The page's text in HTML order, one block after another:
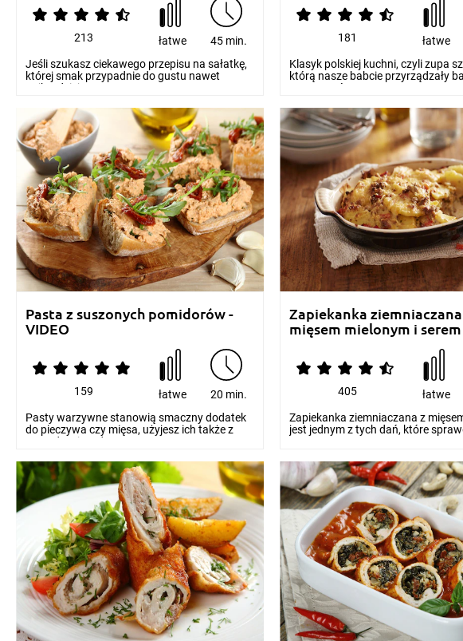
213 łatwe
45 min.
Jeśli szukasz ciekawego przepisu na sałatkę,
której smak przypadnie do gustu nawet
najbardziej wy...
181 łatwe
Klasyk polskiej kuchni, czyli zupa
którą nasze babcie przyrządzały
często ze ś...
Pasta z suszonych pomidorów -
VIDEO
159 łatwe
20 min.
Pasty warzywne stanowią smaczny dodatek
do pieczywa czy mięsa, użyjesz ich także z
powodzeniem do...
Zapiekanka
mięsem mielonym i serem
405 łatwe
Zapiekanka ziemniaczana z
jest jednym z tych dań, które